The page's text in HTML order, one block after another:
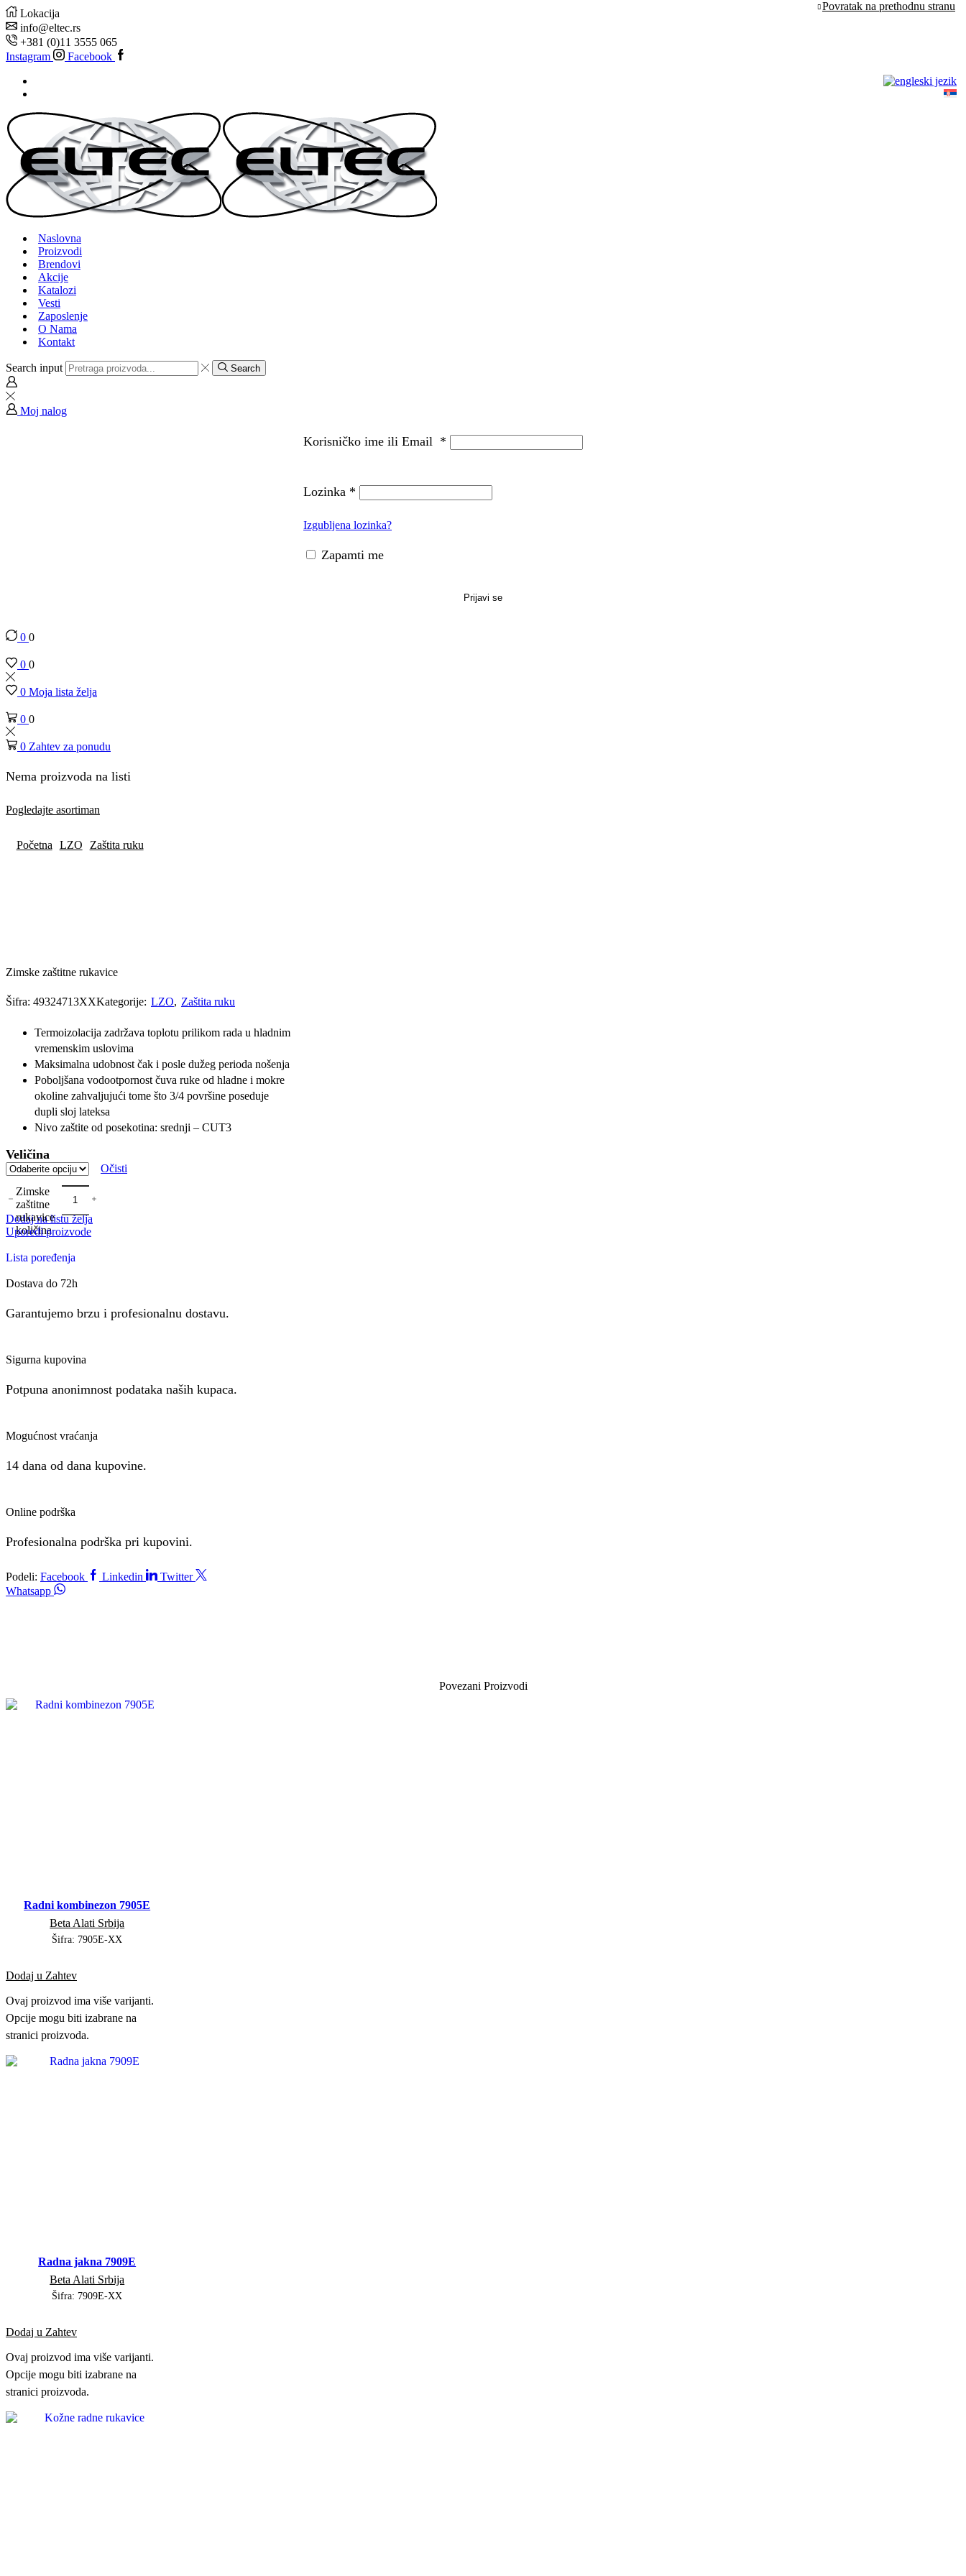
Lokacija
info@eltec.rs
+381 (0)11 3555 065
Instagram
Facebook
Naslovna
Proizvodi
Brendovi
Akcije
Katalozi
Vesti
Zaposlenje
O Nama
Kontakt
Search input Search
Moj nalog
Korisničko ime ili Email *
Lozinka *
Izgubljena lozinka?
Zapamti me
Prijavi se
0 0
0 0
0 Moja lista želja
0 0
0 Zahtev za ponudu
Nema proizvoda na listi
Pogledajte asortiman
Početna LZO Zaštita ruku
Povratak na prethodnu stranu
Zimske zaštitne rukavice
Šifra: 49324713XXKategorije: LZO, Zaštita ruku
Termoizolacija zadržava toplotu prilikom rada u hladnim
vremenskim uslovima
Maksimalna udobnost čak i posle dužeg perioda nošenja
Poboljšana vodootpornost čuva ruke od hladne i mokre
okoline zahvaljujući tome što 3/4 površine poseduje
dupli sloj lateksa
Nivo zaštite od posekotina: srednji – CUT3
Veličina
Očisti
Zimske
zaštitne
rukavice
količina
Dodaj na listu želja
Uporedi proizvode
Lista poređenja
Dostava do 72h
Garantujemo brzu i profesionalnu dostavu.
Sigurna kupovina
Potpuna anonimnost podataka naših kupaca.
Mogućnost vraćanja
14 dana od dana kupovine.
Online podrška
Profesionalna podrška pri kupovini.
Podeli: Facebook Linkedin
Twitter
Whatsapp
Povezani Proizvodi
Radni kombinezon 7905E
Beta Alati Srbija
Šifra: 7905E-XX
Dodaj u Zahtev
Ovaj proizvod ima više varijanti.
Opcije mogu biti izabrane na
stranici proizvoda.
Radna jakna 7909E
Beta Alati Srbija
Šifra: 7909E-XX
Dodaj u Zahtev
Ovaj proizvod ima više varijanti.
Opcije mogu biti izabrane na
stranici proizvoda.